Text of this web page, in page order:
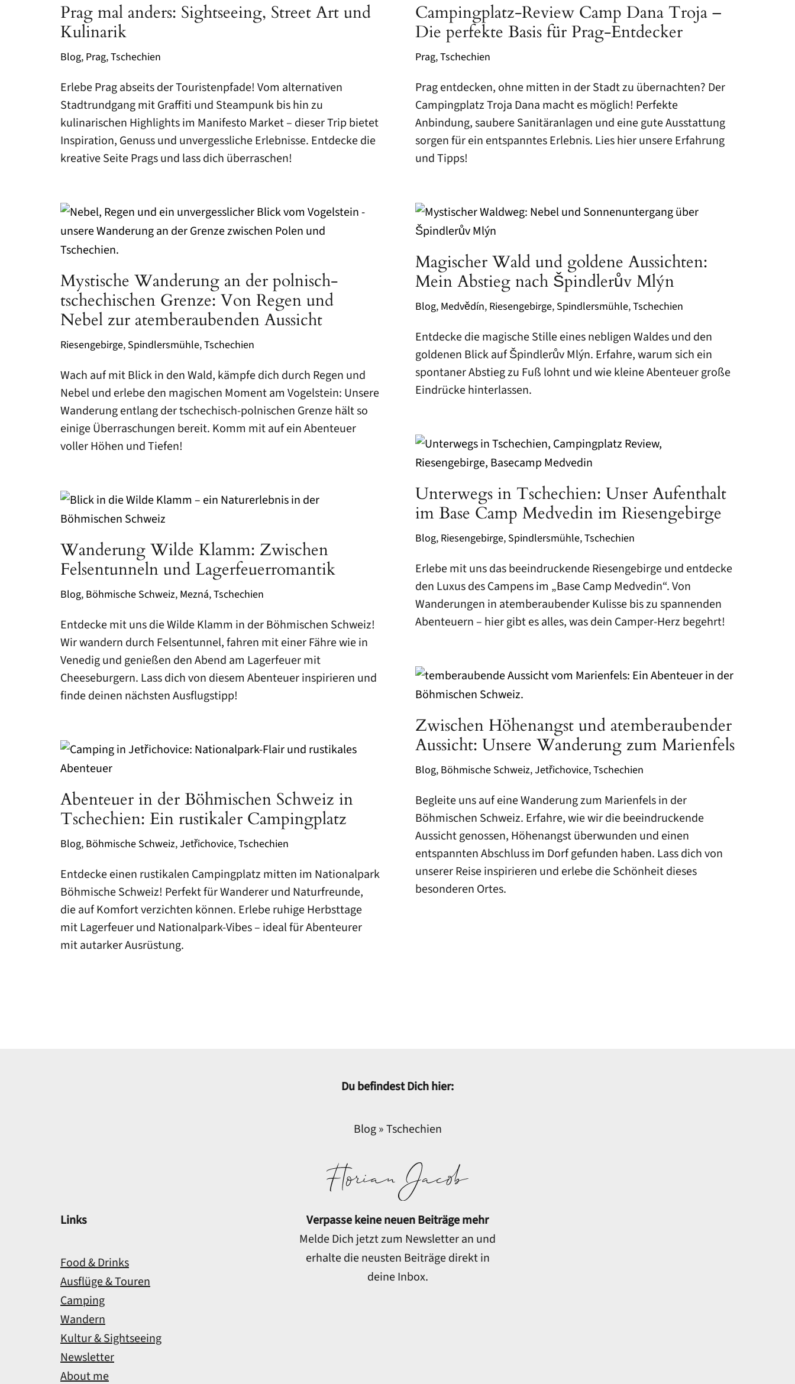
DÜSSELDORF
PARIS
STRASSBURG
NIZZA
ZADAR
PRAG
SONSTIGE SPOTS
HOCHSAUERLANDKREIS
BERCHTESGADENER LAND
NATIONALPARK HARZ
NATIONALPARK HUNSRÜCK-HOCHWALD
TEUTOBURGER WALD
SCHWARZWALD
Prag mal anders: Sightseeing, Street Art und
Kulinarik
Blog, Prag,Tschechien
Erlebe Prag abseits der Touristenpfade! Vom alternativen
Stadtrundgang mit Graffiti und Steampunk bis hin zu
kulinarischen Highlights im Manifesto Market – dieser Trip bietet
Inspiration, Genuss und unvergessliche Erlebnisse. Entdecke die
kreative Seite Prags und lass dich überraschen!
Campingplatz-Review Camp Dana Troja –
Die perfekte Basis für Prag-Entdecker
Prag,Tschechien
Prag entdecken, ohne mitten in der Stadt zu übernachten? Der
Campingplatz Troja Dana macht es möglich! Perfekte
Anbindung, saubere Sanitäranlagen und eine gute Ausstattung
sorgen für ein entspanntes Erlebnis. Lies hier unsere Erfahrung
und Tipps!
Mystische Wanderung an der polnisch-
tschechischen Grenze: Von Regen und
Nebel zur atemberaubenden Aussicht
Riesengebirge, Spindlersmühle,Tschechien
Wach auf mit Blick in den Wald, kämpfe dich durch Regen und
Nebel und erlebe den magischen Moment am Vogelstein: Unsere
Wanderung entlang der tschechisch-polnischen Grenze hält so
einige Überraschungen bereit. Komm mit auf ein Abenteuer
voller Höhen und Tiefen!
Magischer Wald und goldene Aussichten:
Mein Abstieg nach Špindlerův Mlýn
Blog, Medvědín, Riesengebirge, Spindlersmühle,Tschechien
Entdecke die magische Stille eines nebligen Waldes und den
goldenen Blick auf Špindlerův Mlýn. Erfahre, warum sich ein
spontaner Abstieg zu Fuß lohnt und wie kleine Abenteuer große
Eindrücke hinterlassen.
Unterwegs in Tschechien: Unser Aufenthalt
im Base Camp Medvedin im Riesengebirge
Blog, Riesengebirge, Spindlersmühle,Tschechien
Erlebe mit uns das beeindruckende Riesengebirge und entdecke
den Luxus des Campens im „Base Camp Medvedin“. Von
Wanderungen in atemberaubender Kulisse bis zu spannenden
Abenteuern – hier gibt es alles, was dein Camper-Herz begehrt!
Wanderung Wilde Klamm: Zwischen
Felsentunneln und Lagerfeuerromantik
Blog, Böhmische Schweiz, Mezná,Tschechien
Entdecke mit uns die Wilde Klamm in der Böhmischen Schweiz!
Wir wandern durch Felsentunnel, fahren mit einer Fähre wie in
Venedig und genießen den Abend am Lagerfeuer mit
Cheeseburgern. Lass dich von diesem Abenteuer inspirieren und
finde deinen nächsten Ausflugstipp!
Zwischen Höhenangst und atemberaubender
Aussicht: Unsere Wanderung zum Marienfels
Blog, Böhmische Schweiz,Jetřichovice,Tschechien
Begleite uns auf eine Wanderung zum Marienfels in der
Böhmischen Schweiz. Erfahre, wie wir die beeindruckende
Aussicht genossen, Höhenangst überwunden und einen
entspannten Abschluss im Dorf gefunden haben. Lass dich von
unserer Reise inspirieren und erlebe die Schönheit dieses
besonderen Ortes.
Abenteuer in der Böhmischen Schweiz in
Tschechien: Ein rustikaler Campingplatz
Blog, Böhmische Schweiz,Jetřichovice,Tschechien
Entdecke einen rustikalen Campingplatz mitten im Nationalpark
Böhmische Schweiz! Perfekt für Wanderer und Naturfreunde,
die auf Komfort verzichten können. Erlebe ruhige Herbsttage
mit Lagerfeuer und Nationalpark-Vibes – ideal für Abenteurer
mit autarker Ausrüstung.
Du befindest Dich hier:
Blog»Tschechien
Links
Food & Drinks
Ausflüge & Touren
Camping
Wandern
Kultur & Sightseeing
Newsletter
About me
Verpasse keine neuen Beiträge mehr
Melde Dich jetzt zum Newsletter an und
erhalte die neusten Beiträge direkt in
deine Inbox.